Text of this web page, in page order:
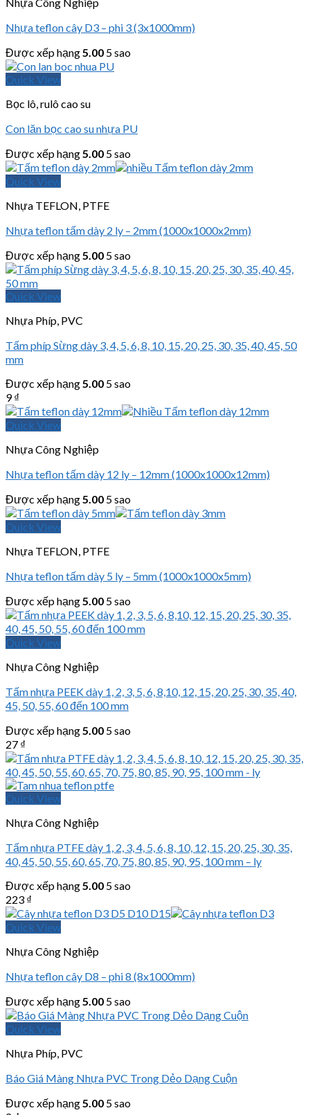
Nhựa Công Nghiệp
Nhựa teflon cây D3 – phi 3 (3x1000mm)
Được xếp hạng5.00 5 sao
Quick View
Bọc lô, rulô cao su
Con lăn bọc cao su nhựa PU
Được xếp hạng5.00 5 sao
Quick View
Nhựa TEFLON, PTFE
Nhựa teflon tấm dày 2 ly – 2mm (1000x1000x2mm)
Được xếp hạng5.00 5 sao
Quick View
Nhựa Phíp, PVC
Tấm phíp Sừng dày 3, 4, 5, 6, 8, 10, 15, 20, 25, 30, 35, 40, 45, 50
mm
Được xếp hạng5.00 5 sao
9₫
Quick View
Nhựa Công Nghiệp
Nhựa teflon tấm dày 12 ly – 12mm (1000x1000x12mm)
Được xếp hạng5.00 5 sao
Quick View
Nhựa TEFLON, PTFE
Nhựa teflon tấm dày 5 ly – 5mm (1000x1000x5mm)
Được xếp hạng5.00 5 sao
Quick View
Nhựa Công Nghiệp
Tấm nhựa PEEK dày 1, 2, 3, 5, 6, 8,10, 12, 15, 20, 25, 30, 35, 40,
45, 50, 55, 60 đến 100 mm
Được xếp hạng5.00 5 sao
27 ₫
Quick View
Nhựa Công Nghiệp
Tấm nhựa PTFE dày 1, 2, 3, 4, 5, 6, 8, 10, 12, 15, 20, 25, 30, 35,
40, 45, 50, 55, 60, 65, 70, 75, 80, 85, 90, 95, 100 mm – ly
Được xếp hạng5.00 5 sao
223 ₫
Quick View
Nhựa Công Nghiệp
Nhựa teflon cây D8 – phi 8 (8x1000mm)
Được xếp hạng5.00 5 sao
Quick View
Nhựa Phíp, PVC
Báo Giá Màng Nhựa PVC Trong Dẻo Dạng Cuộn
Được xếp hạng5.00 5 sao